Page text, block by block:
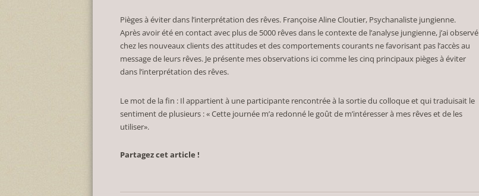
Pièges à éviter dans l’interprétation des rêves. Françoise Aline Cloutier, Psychanaliste jungienne.
Après avoir été en contact avec plus de 5000 rêves dans le contexte de l’analyse jungienne, j’ai observé
chez les nouveaux clients des attitudes et des comportements courants ne favorisant pas l’accès au
message de leurs rêves. Je présente mes observations ici comme les cinq principaux pièges à éviter
dans l’interprétation des rêves.
Le mot de la fin : Il appartient à une participante rencontrée à la sortie du colloque et qui traduisait le
sentiment de plusieurs : « Cette journée m’a redonné le goût de m’intéresser à mes rêves et de les
utiliser».
Partagez cet article !